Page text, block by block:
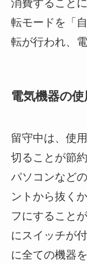
消費すること
転モードを「
転が行われ、
電気機器の
留守中は、使
切ることが節
パソコンなど
ントから抜く
フにすること
にスイッチが
に全ての機器